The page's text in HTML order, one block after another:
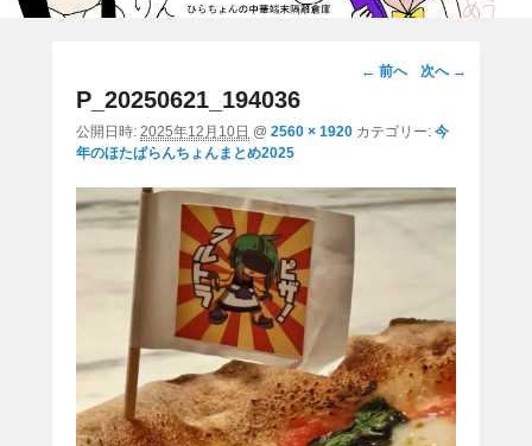
画
ー
← 前へ 次へ →
P_20250621_194036
公開日時: 2025年12月10日 @ 2560 × 1920 カテゴリー: 今
年のほたぱらんちょんまとめ2025